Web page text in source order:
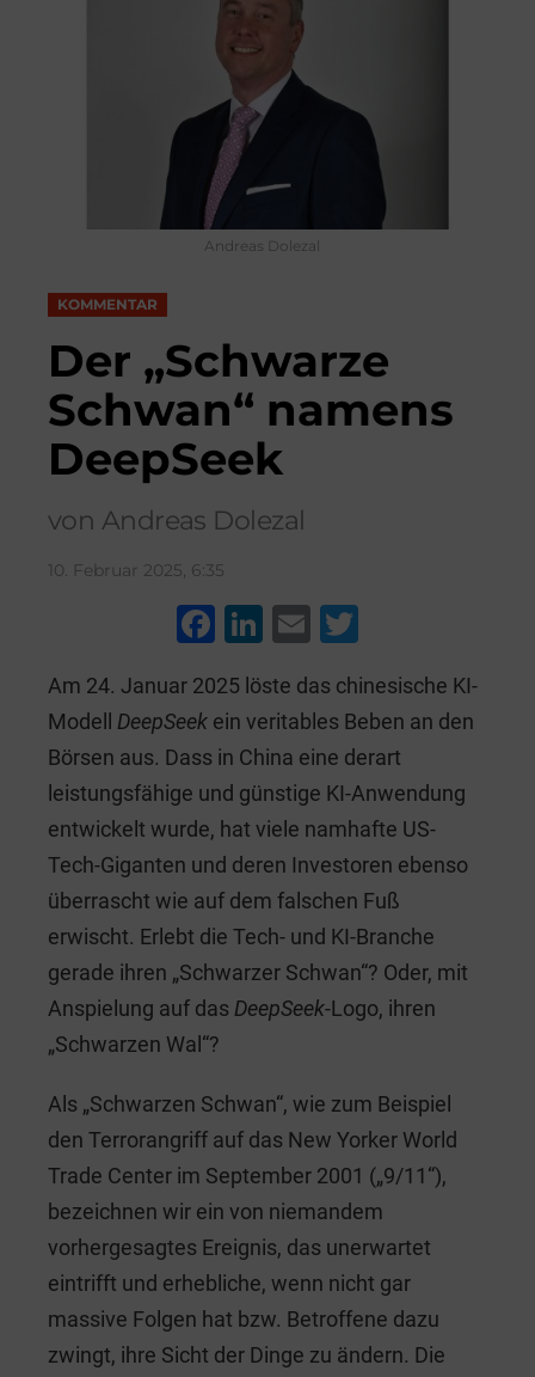
Andreas Dolezal
KOMMENTAR
Der „Schwarze
Schwan“ namens
DeepSeek
von Andreas Dolezal
10. Februar 2025, 6:35
F
c
e
b
o
o
k
Li
k
e
dI
n
E
ai
l
tt
er
Am 24. Januar 2025 löste das chinesische KI-
Modell DeepSeek ein veritables Beben an den
Börsen aus. Dass in China eine derart
leistungsfähige und günstige KI-Anwendung
entwickelt wurde, hat viele namhafte US-
Tech-Giganten und deren Investoren ebenso
überrascht wie auf dem falschen Fuß
erwischt. Erlebt die Tech- und KI-Branche
gerade ihren „Schwarzer Schwan“? Oder, mit
Anspielung auf das DeepSeek-Logo, ihren
„Schwarzen Wal“?
Als „Schwarzen Schwan“, wie zum Beispiel
den Terrorangriff auf das New Yorker World
Trade Center im September 2001 („9/11“),
bezeichnen wir ein von niemandem
vorhergesagtes Ereignis, das unerwartet
eintrifft und erhebliche, wenn nicht gar
massive Folgen hat bzw. Betroffene dazu
zwingt, ihre Sicht der Dinge zu ändern. Die